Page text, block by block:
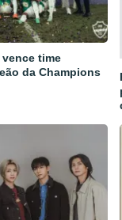
time
da Champions